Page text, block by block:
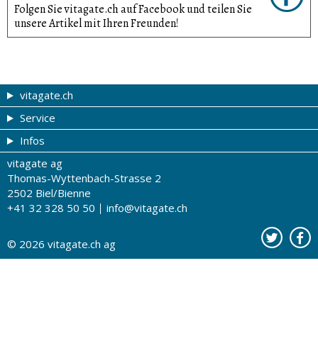
Folgen Sie vitagate.ch auf Facebook und teilen Sie
unsere Artikel mit Ihren Freunden!
vitagate.ch
Gesund & schön
Themen von A-Z
Therapien von A-Z
Gesundheit zum Hören
Gesundheitstests
Service
Gutscheine
Drogistenstern
Drogeriesuche
Partner-Drogerien
Kontakt
Infos
Impressum
Über uns
Nutzungsbestimmungen
Werbung auf vitagate.ch
vitagate ag
Thomas-Wyttenbach-Strasse 2
2502 Biel/Bienne
+41 32 328 50 50
info@vitagate.ch
© 2026 vitagate.ch ag